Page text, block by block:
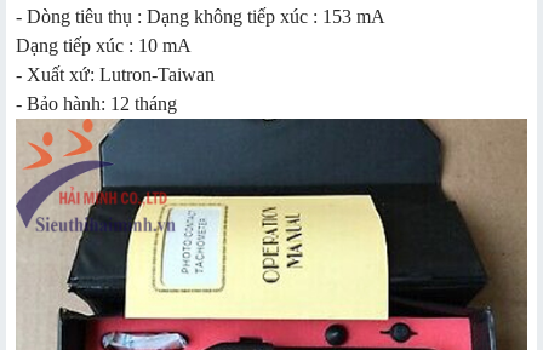
- Dòng tiêu thụ : Dạng không tiếp xúc : 153 mA
Dạng tiếp xúc : 10 mA
- Xuất xứ: Lutron-Taiwan
- Bảo hành: 12 tháng